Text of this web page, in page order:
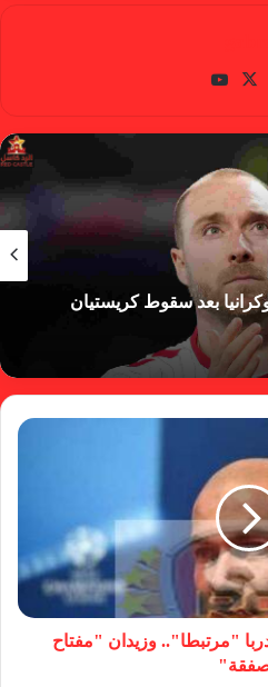
في
وك
X
بعد سقوط كريستيان
"مرتبطا".. وزيدان "مفتاح